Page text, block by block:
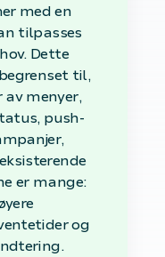
med en
tilpasses
Dette
til,
menyer,
push-
er mange:
og